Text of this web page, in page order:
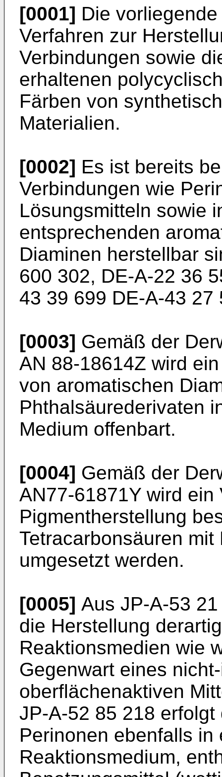
[0001] Die
Verfahren zur
Verbindungen sowie
erhaltenen
Färben von
Materialien.
[0002] Es ist bereits
Verbindungen wie
Lösungsmitteln sowie
entsprechenden
Diaminen herstellbar
600 302, DE-A-22 36
43 39 699 DE-A-43
[0003] Gemäß der
AN 88-18614Z wird
von aromatischen
Phthalsäurederivaten
Medium offenbart.
[0004] Gemäß der
AN77-61871Y wird ein
Pigmentherstellung
Tetracarbonsäuren
umgesetzt werden.
[0005] Aus JP-A-53
die Herstellung
Reaktionsmedien wie
Gegenwart eines
oberflächenaktiven
JP-A-52 85 218
Perinonen ebenfalls in
Reaktionsmedium,